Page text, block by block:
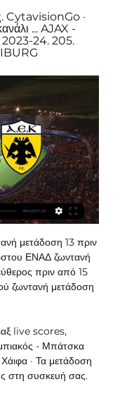
CytavisionGo ·
... AJAX -
24. 205.
μετάδοση 13 πριν
ΕΝΑΔ ζωντανή
πριν από 15
ζωντανή μετάδοση
live scores,
- Μπάτσκα
· Τα μετάδοση
στη συσκευή σας.